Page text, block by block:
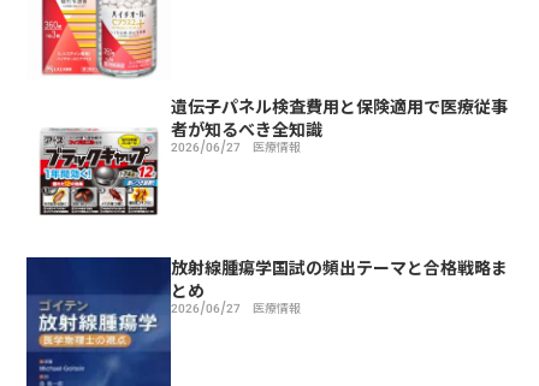
遺伝子パネル検査費用と保険適用で医療従事
者が知るべき全知識
2026/06/27 医療情報
放射線腫瘍学国試の頻出テーマと合格戦略ま
とめ
2026/06/27 医療情報